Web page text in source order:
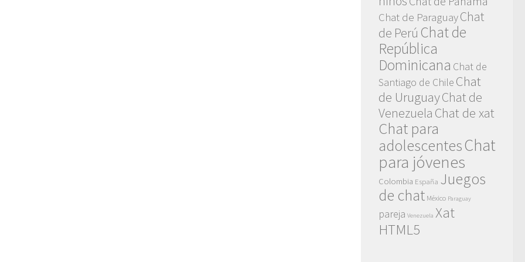
Chat de ParaguayChat
de Perú Chat de
República
Dominicana Chat de
Santiago de Chile Chat
de UruguayChat de
Venezuela Chat de xat
Chat para
adolescentesChat
para jóvenes
Colombia España Juegos
de chat México Paraguay
pareja Venezuela Xat
HTML5